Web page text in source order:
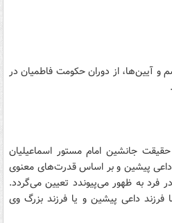
و آیین‌ها، از دوران حکومت فاطمیان در
جانشین امام مستور اسماعیلیان
پیشین و بر اساس قدرت‌های معنوی
به ظهور می‌پیوندد تعیین می‌گردد.
فرزند داعی پیشین و یا فرزند بزرگ وی